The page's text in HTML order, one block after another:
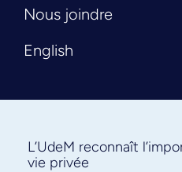
Nous joindre
English
L’UdeM reconnaît
vie privée